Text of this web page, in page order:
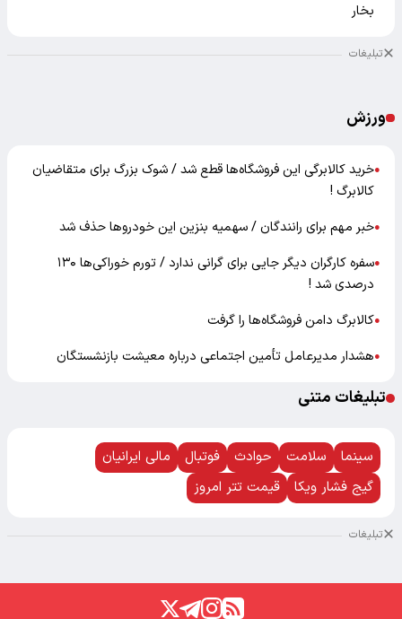
بخار
تبلیغات
ورزش
●خرید کالابرگی این فروشگاه‌ها قطع شد / شوک بزرگ برای متقاضیان
کالابرگ !
●خبر مهم برای رانندگان / سهمیه بنزین این خودروها حذف شد
●
سفره کارگران دیگر جایی برای گرانی ندارد / تورم خوراکی‌ها ۱۳۰
درصدی شد !
●کالابرگ دامن فروشگاه‌ها را گرفت
●هشدار مدیرعامل تأمین اجتماعی درباره معیشت بازنشستگان
تبلیغات متنی
سینما سلامت حوادث فوتبال
مالی ایرانیان
گیج فشار ویکا
قیمت تتر امروز
تبلیغات